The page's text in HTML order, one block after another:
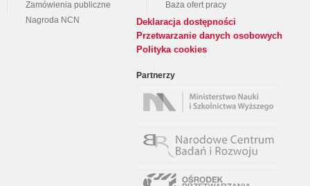
Zamówienia publiczne
Nagroda NCN
Baza ofert pracy
Deklaracja dostępności
Przetwarzanie danych osobowych
Polityka cookies
Partnerzy